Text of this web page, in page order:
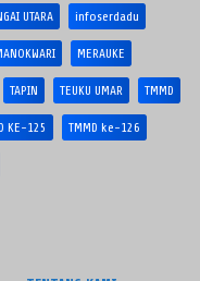
UTARA infoserdadu
MERAUKE
TAPIN TEUKU UMAR TMMD
KE-125 TMMD ke-126